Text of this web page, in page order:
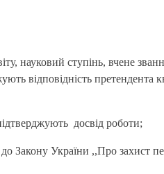
науковий ступінь, вчене
відповідність претендента
досвід роботи;
Закону України ,,Про захист